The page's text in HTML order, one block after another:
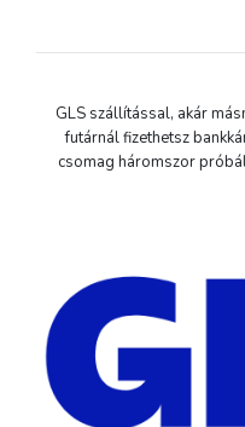
GLS szállítással, akár
futárnál fizethetsz
csomag háromszor